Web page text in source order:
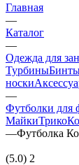
Главная
—
Каталог
—
Одежда для
Турбины
носки
—
Футболки для
МайкиТрико
—Футболка
(5.0) 2